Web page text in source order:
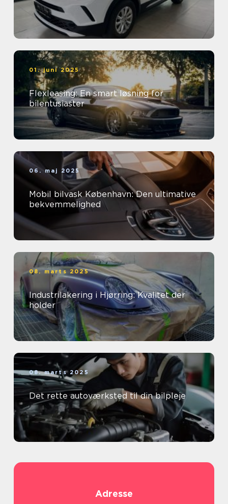
01. juni 2025
Flexleasing: En smart løsning for
bilentusiaster
06. maj 2025
Mobil bilvask København: Den ultimative
bekvemmelighed
08. marts 2025
Industrilakering i Hjørring: Kvalitet der
holder
08. marts 2025
Det rette autoværksted til din bilpleje
Adresse